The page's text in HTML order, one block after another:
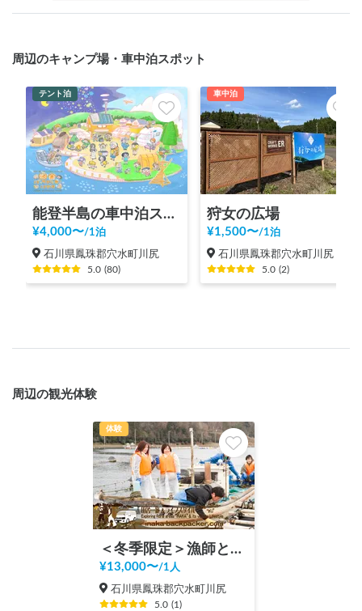
周辺のキャンプ場・車中泊スポット
テント泊
能登半島の車中泊スポット「田舎バックパッカーハウス Station 1」キャンピングカーだけでなく、ライダーのバイク旅人、チャリダー 自転車旅人、バックパッカーのテント泊もウェルカム！キャンピングカー素泊まりも可！夜中の予約も可能！
¥4,000〜/1泊
石川県鳳珠郡穴水町川尻
5.0 (80)
車中泊
狩女の広場
¥1,500〜/1泊
石川県鳳珠郡穴水町川尻
5.0 (2)
周辺の観光体験
体験
＜冬季限定＞漁師と牡蠣の水揚げ体験 1～2.5時間前後！牡蠣半缶と奥能登キャンピングカーで1周プレゼント！！
¥13,000〜/1人
石川県鳳珠郡穴水町川尻
5.0 (1)